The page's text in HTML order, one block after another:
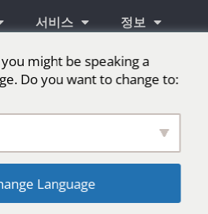
서비스 정보
연
락
하는 방법을 알려주는 4분
might be speaking a
Do you want to change to:
Language